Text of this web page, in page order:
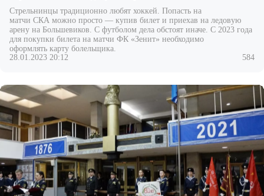
Стрельнинцы традиционно любят хоккей. Попасть на
матчи СКА можно просто — купив билет и приехав на ледовую
арену на Большевиков. С футболом дела обстоят иначе. С 2023 года
для покупки билета на матчи ФК «Зенит» необходимо
оформлять карту болельщика.
28.01.2023 20:12
584